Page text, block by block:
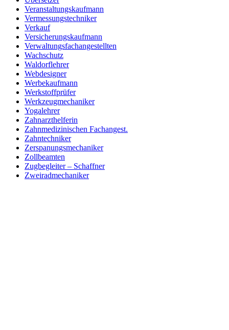
Veranstaltungskaufmann
Vermessungstechniker
Verkauf
Versicherungskaufmann
Verwaltungsfachangestellten
Wachschutz
Waldorflehrer
Webdesigner
Werbekaufmann
Werkstoffprüfer
Werkzeugmechaniker
Yogalehrer
Zahnarzthelferin
Zahnmedizinischen Fachangest.
Zahntechniker
Zerspanungsmechaniker
Zollbeamten
Zugbegleiter – Schaffner
Zweiradmechaniker